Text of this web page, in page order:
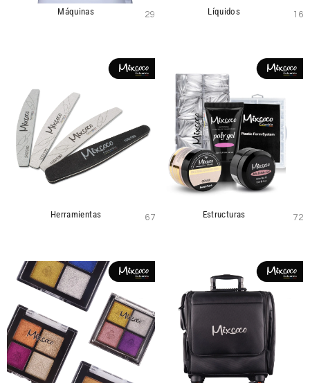
Máquinas 29 Líquidos 16
Herramientas 67 Estructuras 72